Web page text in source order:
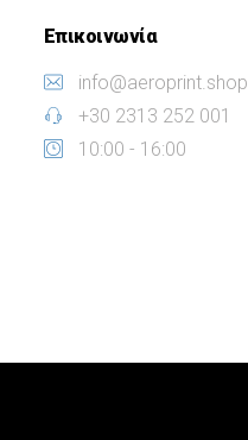
Επικοινωνία
info@aeroprint.shop
+30 2313 252 001
10:00 - 16:00